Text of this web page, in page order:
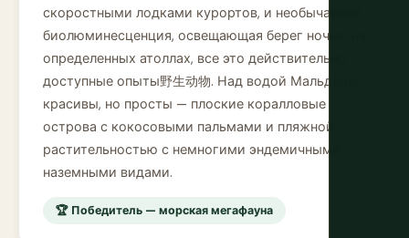
скоростными лодками курортов, и необычайная
биолюминесценция, освещающая берег ночью на
определенных атоллах, все это действительно
доступные опыты野生动物. Над водой Мальдивы
красивы, но просты — плоские коралловые
острова с кокосовыми пальмами и пляжной
растительностью с немногими эндемичными
наземными видами.
🏆 Победитель — морская мегафауна